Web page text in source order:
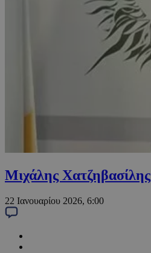
Μιχάλης Χατζηβασίλης
22 Ιανουαρίου 2026, 6:00